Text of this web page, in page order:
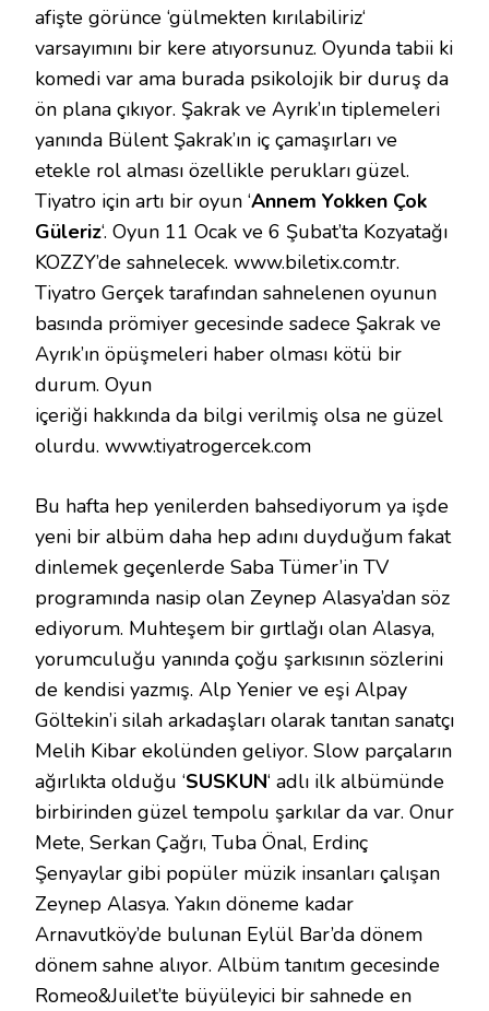
afişte görünce ‘gülmekten kırılabiliriz‘
varsayımını bir kere atıyorsunuz. Oyunda tabii ki
komedi var ama burada psikolojik bir duruş da
ön plana çıkıyor. Şakrak ve Ayrık’ın tiplemeleri
yanında Bülent Şakrak’ın iç çamaşırları ve
etekle rol alması özellikle perukları güzel.
Tiyatro için artı bir oyun ‘Annem Yokken Çok
Güleriz‘. Oyun 11 Ocak ve 6 Şubat’ta Kozyatağı
KOZZY’de sahnelecek. www.biletix.com.tr.
Tiyatro Gerçek tarafından sahnelenen oyunun
basında prömiyer gecesinde sadece Şakrak ve
Ayrık’ın öpüşmeleri haber olması kötü bir
durum. Oyun
içeriği hakkında da bilgi verilmiş olsa ne güzel
olurdu. www.tiyatrogercek.com
Bu hafta hep yenilerden bahsediyorum ya işde
yeni bir albüm daha hep adını duyduğum fakat
dinlemek geçenlerde Saba Tümer’in TV
programında nasip olan Zeynep Alasya’dan söz
ediyorum. Muhteşem bir gırtlağı olan Alasya,
yorumculuğu yanında çoğu şarkısının sözlerini
de kendisi yazmış. Alp Yenier ve eşi Alpay
Göltekin’i silah arkadaşları olarak tanıtan sanatçı
Melih Kibar ekolünden geliyor. Slow parçaların
ağırlıkta olduğu ‘SUSKUN‘ adlı ilk albümünde
birbirinden güzel tempolu şarkılar da var. Onur
Mete, Serkan Çağrı, Tuba Önal, Erdinç
Şenyaylar gibi popüler müzik insanları çalışan
Zeynep Alasya. Yakın döneme kadar
Arnavutköy’de bulunan Eylül Bar’da dönem
dönem sahne alıyor. Albüm tanıtım gecesinde
Romeo&Juilet’te büyüleyici bir sahnede en